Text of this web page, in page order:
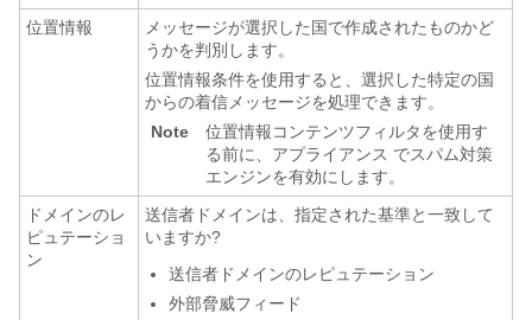
位置情報
メッセージが選択した国で作成されたものかど
うかを判別します。
位置情報条件を使用すると、選択した特定の国
からの着信メッセージを処理できます。
Note
位置情報コンテンツフィルタを使用す
る前に、 アプライアンス でスパム対策
エンジンを有効にします。
ドメインのレ
ピュテーショ
ン
送信者ドメインは、指定された基準と一致して
いますか?
送信者ドメインのレピュテーション
外部脅威フィード